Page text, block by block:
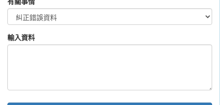
輸入資料